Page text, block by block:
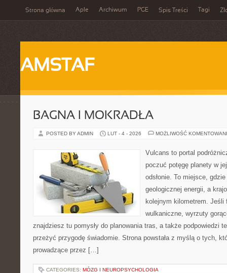
Strona główna Aple Archiwum PGE Spis Treści Tagi
AMSTAF
BAGNA I MOKRADŁA
POSTED BY ADMIN LUT - 4 - 2026 MOŻLIWOŚĆ
Vulcans to portal
poczuć potęgę planety w
odsłonie. To miejsce,
geologicznej energii, a
kolejnym kilometrem.
wulkaniczne, wyrzuty
znajdziesz tu pomysły do planowania tras, a także podpowiedzi
przeżyć przygodę świadomie. Strona powstała z myślą o tych,
prowadzące przez […]
CATEGORIES: MÓZG I NEUROPSYCHOLOGIA